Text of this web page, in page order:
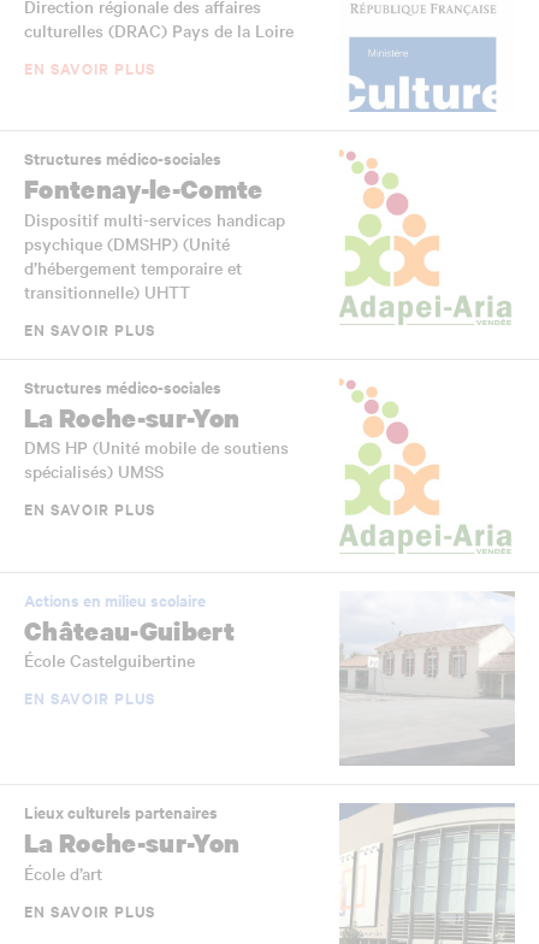
Direction régionale des affaires
culturelles (DRAC) Pays de la Loire
EN SAVOIR PLUS
Structures médico-sociales
Fontenay-le-Comte
Dispositif multi-services handicap
psychique (DMSHP) (Unité
d’hébergement temporaire et
transitionnelle) UHTT
EN SAVOIR PLUS
Structures médico-sociales
La Roche-sur-Yon
DMS HP (Unité mobile de soutiens
spécialisés) UMSS
EN SAVOIR PLUS
Actions en milieu scolaire
Château-Guibert
École Castelguibertine
EN SAVOIR PLUS
Lieux culturels partenaires
La Roche-sur-Yon
École d’art
EN SAVOIR PLUS